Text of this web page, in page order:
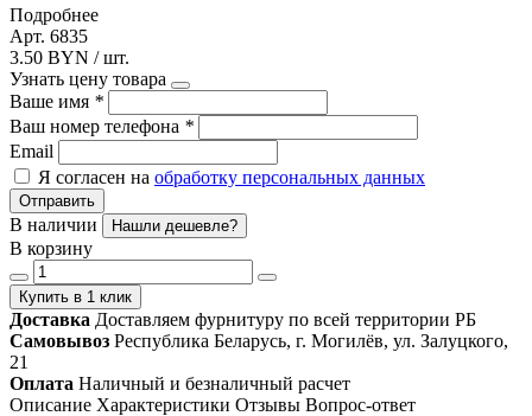
Подробнее
Арт. 6835
3.50 BYN / шт.
Узнать цену товара
Ваше имя *
Ваш номер телефона *
Email
Я согласен на обработку персональных данных
Отправить
В наличии Нашли дешевле?
В корзину
Купить в 1 клик
Доставка Доставляем фурнитуру по всей территории РБ
Самовывоз Республика Беларусь, г. Могилёв, ул. Залуцкого,
21
Оплата Наличный и безналичный расчет
Описание Характеристики Отзывы Вопрос-ответ